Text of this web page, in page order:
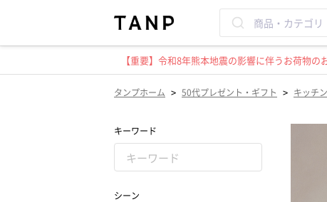
【重要】令和8年熊本地震の影響に伴うお荷物の
タンプホーム > 50代プレゼント・ギフト > キッチ
キーワード
シーン